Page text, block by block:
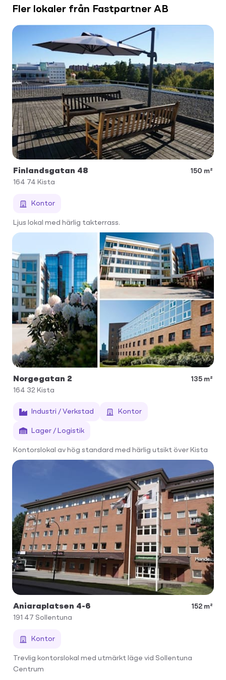
Fler lokaler från Fastpartner AB
Finlandsgatan 48
150 m²
164 74 Kista
Kontor
Ljus lokal med härlig takterrass.
Norgegatan 2
135 m²
164 32 Kista
Industri / Verkstad Kontor
Lager / Logistik
Kontorslokal av hög standard med härlig utsikt över Kista
Aniaraplatsen 4-6
152 m²
191 47 Sollentuna
Kontor
Trevlig kontorslokal med utmärkt läge vid Sollentuna
Centrum